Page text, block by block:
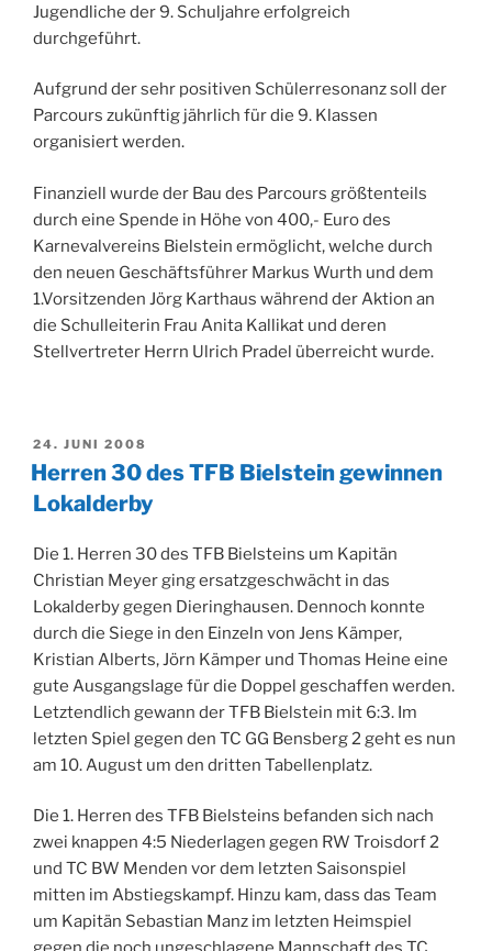
Jugendliche der 9. Schuljahre erfolgreich
durchgeführt.
Aufgrund der sehr positiven Schülerresonanz soll der
Parcours zukünftig jährlich für die 9. Klassen
organisiert werden.
Finanziell wurde der Bau des Parcours größtenteils
durch eine Spende in Höhe von 400,- Euro des
Karnevalvereins Bielstein ermöglicht, welche durch
den neuen Geschäftsführer Markus Wurth und dem
1.Vorsitzenden Jörg Karthaus während der Aktion an
die Schulleiterin Frau Anita Kallikat und deren
Stellvertreter Herrn Ulrich Pradel überreicht wurde.
VERÖFFENTLICHT
AM
24. JUNI 2008
Herren 30 des TFB Bielstein gewinnen
Lokalderby
Die 1. Herren 30 des TFB Bielsteins um Kapitän
Christian Meyer ging ersatzgeschwächt in das
Lokalderby gegen Dieringhausen. Dennoch konnte
durch die Siege in den Einzeln von Jens Kämper,
Kristian Alberts, Jörn Kämper und Thomas Heine eine
gute Ausgangslage für die Doppel geschaffen werden.
Letztendlich gewann der TFB Bielstein mit 6:3. Im
letzten Spiel gegen den TC GG Bensberg 2 geht es nun
am 10. August um den dritten Tabellenplatz.
Die 1. Herren des TFB Bielsteins befanden sich nach
zwei knappen 4:5 Niederlagen gegen RW Troisdorf 2
und TC BW Menden vor dem letzten Saisonspiel
mitten im Abstiegskampf. Hinzu kam, dass das Team
um Kapitän Sebastian Manz im letzten Heimspiel